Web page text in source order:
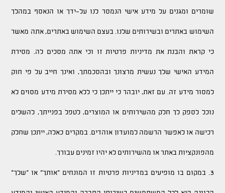
שומרים ומגנים על מידע אישי הנמסר לנו על-ידך או הנאסף במהלך
השימוש באתרים ובשירותים שלנו. בעצם השימוש באתרים, אתה מאשר
כי קראת והבנת את מדיניות פרטיות זו וכי אתה מסכים לה. מסירת
המידע האישי שלך נעשית מרצונך ובהסכמתך, ואינך חייב על פי חוק
למסור מידע זה. עם זאת, יובהר כי ייתכן כי ללא מסירת מידע מסוים לא
נוכל לספק לך חלק מהשירותים או המוצרים, לטפל בפנייתך, להשלים
רכישה או לאפשר הרשמה למועדון אוהדים. במקרים כאלה, ייתכן שחלק
מהפונקציות באתר או מהשירותים לא יהיו זמינים עבורך.
3. במקום בו מופיעים במדיניות פרטיות זו המונחים "אותך" או "שלך"